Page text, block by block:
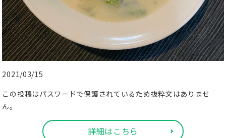
2021/03/15
この投稿はパスワードで保護されているため抜粋文はありませ
ん。
詳細はこちら